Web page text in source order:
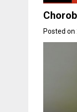
Posted on